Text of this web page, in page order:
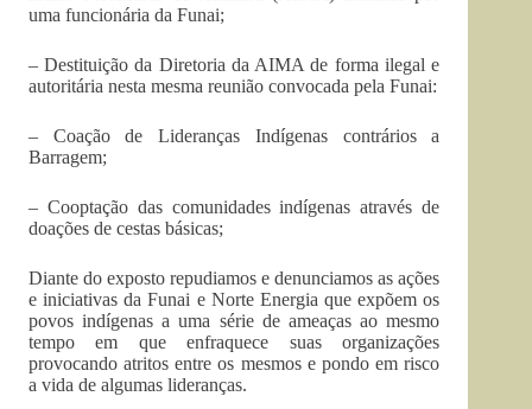
uma funcionária da Funai;
– Destituição da Diretoria da AIMA de forma ilegal e
autoritária nesta mesma reunião convocada pela Funai:
– Coação de Lideranças Indígenas contrários a
Barragem;
– Cooptação das comunidades indígenas através de
doações de cestas básicas;
Diante do exposto repudiamos e denunciamos as ações
e iniciativas da Funai e Norte Energia que expõem os
povos indígenas a uma série de ameaças ao mesmo
tempo em que enfraquece suas organizações
provocando atritos entre os mesmos e pondo em risco
a vida de algumas lideranças.